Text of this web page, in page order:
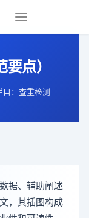
navigation
点）
目：查重检测
据、辅助阐述
，其插图构成